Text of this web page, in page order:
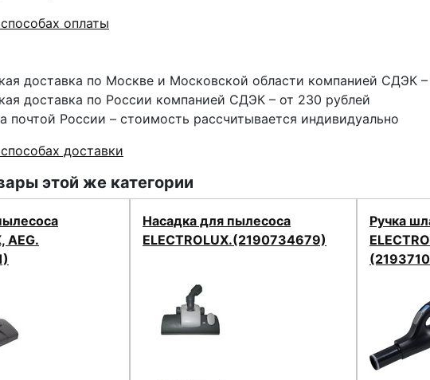
оплаты
доставка по Москве и Московской области компанией СДЭК –
доставка по России компанией СДЭК – от 230 рублей
почтой России – стоимость рассчитывается индивидуально
доставки
этой же категории
AEG.
Насадка для пылесоса
ELECTROLUX.(2190734679)
Ручка